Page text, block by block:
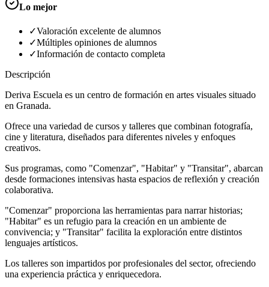
Lo mejor
✓Valoración excelente de alumnos
✓Múltiples opiniones de alumnos
✓Información de contacto completa
Descripción
Deriva Escuela es un centro de formación en artes visuales situado
en Granada.
Ofrece una variedad de cursos y talleres que combinan fotografía,
cine y literatura, diseñados para diferentes niveles y enfoques
creativos.
Sus programas, como "Comenzar", "Habitar" y "Transitar", abarcan
desde formaciones intensivas hasta espacios de reflexión y creación
colaborativa.
"Comenzar" proporciona las herramientas para narrar historias;
"Habitar" es un refugio para la creación en un ambiente de
convivencia; y "Transitar" facilita la exploración entre distintos
lenguajes artísticos.
Los talleres son impartidos por profesionales del sector, ofreciendo
una experiencia práctica y enriquecedora.